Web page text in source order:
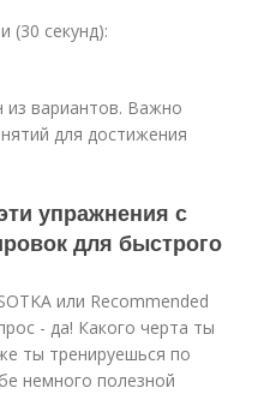
(30 секунд):
вариантов. Важно
для достижения
упражнения с
для быстрого
или Recommended
- да! Какого черта ты
ты тренируешься по
немного полезной